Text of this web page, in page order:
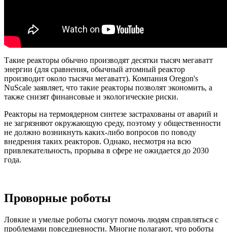
Такие реакторы обычно производят десятки тысяч мегаватт
энергии (для сравнения, обычный атомный реактор
производит около тысячи мегаватт). Компания Oregon's
NuScale заявляет, что такие реакторы позволят экономить, а
также снизят финансовые и экологические риски.
Реакторы на термоядерном синтезе застрахованы от аварий и
не загрязняют окружающую среду, поэтому у общественности
не должно возникнуть каких-либо вопросов по поводу
внедрения таких реакторов. Однако, несмотря на всю
привлекательность, прорыва в сфере не ожидается до 2030
года.
Проворные роботы
Ловкие и умелые роботы смогут помочь людям справляться с
проблемами повседневности. Многие полагают, что роботы